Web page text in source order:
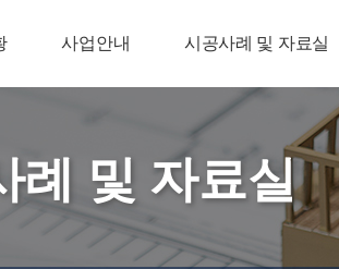
사업안내 시공사례 및 자료실
례 및 자료실